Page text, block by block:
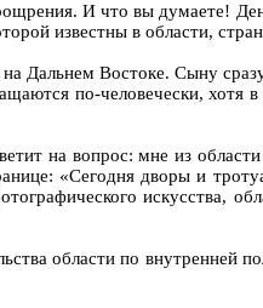
И что вы думаете!
известны в области,
Дальнем Востоке. Сыну
по-человечески, хотя в
на вопрос: мне из
«Сегодня дворы и
искусства,
области по внутренней